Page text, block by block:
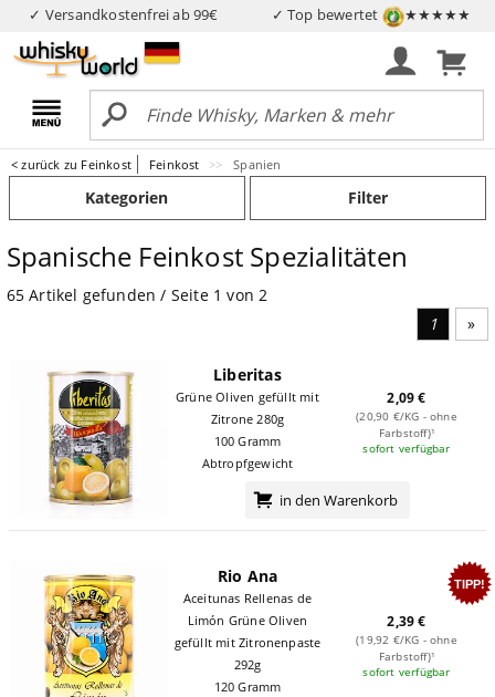
✓ Versandkostenfrei ab 99€ ✓ Top bewertet ★★★★★
< zurück zu Feinkost Feinkost Spanien
Kategorien Filter
Spanische Feinkost Spezialitäten
65 Artikel gefunden / Seite 1 von 2
1
Liberitas
Grüne Oliven gefüllt mit
Zitrone 280g
100 Gramm
Abtropfgewicht
2,09 €
(20,90 €/KG - ohne
Farbstoff)¹
sofort verfügbar
in den Warenkorb
TIPP!
Rio Ana
Aceitunas Rellenas de
Limón Grüne Oliven
gefüllt mit Zitronenpaste
292g
120 Gramm
2,39 €
(19,92 €/KG - ohne
Farbstoff)¹
sofort verfügbar